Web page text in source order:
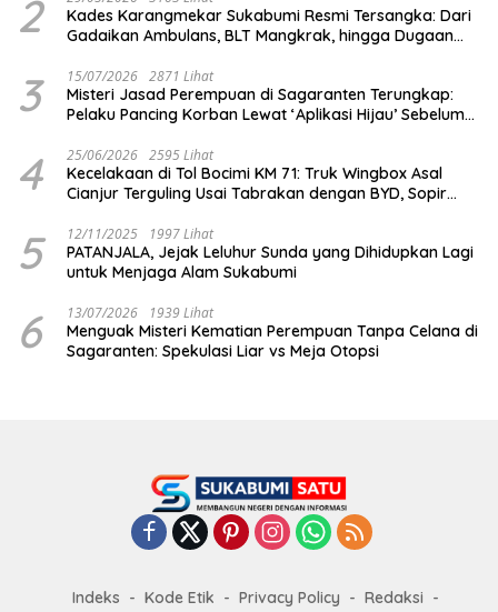
2
Kades Karangmekar Sukabumi Resmi Tersangka: Dari
Gadaikan Ambulans, BLT Mangkrak, hingga Dugaan
3 15/07/2026 2871 Lihat
Misteri Jasad Perempuan di Sagaranten Terungkap:
Pelaku Pancing Korban Lewat ‘Aplikasi Hijau’ Sebelum
4 25/06/2026 2595 Lihat
Kecelakaan di Tol Bocimi KM 71: Truk Wingbox Asal
Cianjur Terguling Usai Tabrakan dengan BYD, Sopir
5 12/11/2025 1997 Lihat
PATANJALA, Jejak Leluhur Sunda yang Dihidupkan Lagi
untuk Menjaga Alam Sukabumi
6 13/07/2026 1939 Lihat
Menguak Misteri Kematian Perempuan Tanpa Celana di
Sagaranten: Spekulasi Liar vs Meja Otopsi
Indeks Kode Etik Privacy Policy
Redaksi